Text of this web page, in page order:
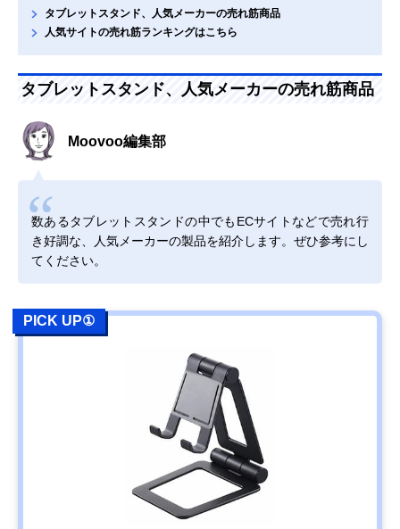
タブレットスタンド、人気メーカーの売れ筋商品
人気サイトの売れ筋ランキングはこちら
タブレットスタンド、人気メーカーの売れ筋商品
Moovoo編集部
数あるタブレットスタンドの中でもECサイトなどで売れ行
き好調な、人気メーカーの製品を紹介します。ぜひ参考にし
てください。
PICK UP①